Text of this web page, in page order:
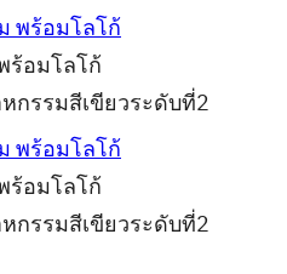
ร้อมโลโก้
กรรมสีเขียวระดับที่2
ร้อมโลโก้
กรรมสีเขียวระดับที่2